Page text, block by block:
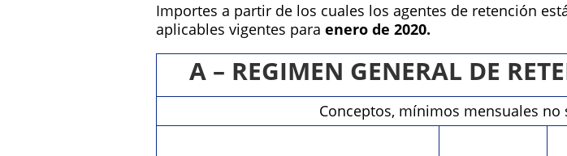
Importes a partir de los cuales los agentes de retención
aplicables vigentes para enero de 2020.
A – REGIMEN GENERAL DE
Conceptos, mínimos mensuales